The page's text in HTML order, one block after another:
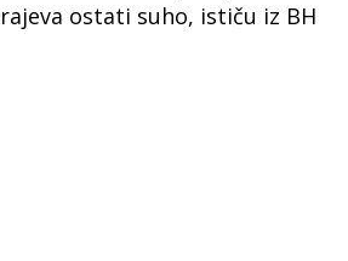
ostati suho, ističu iz BH